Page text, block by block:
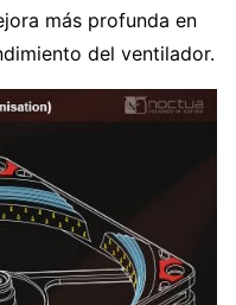
más profunda en
del ventilador.